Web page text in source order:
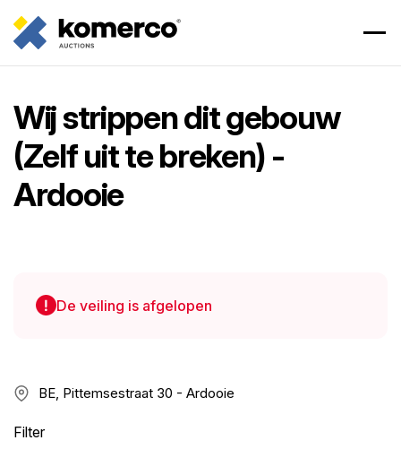
Wij strippen dit gebouw
(Zelf uit te breken) -
Ardooie
De veiling is afgelopen
BE, Pittemsestraat 30 - Ardooie
Filter